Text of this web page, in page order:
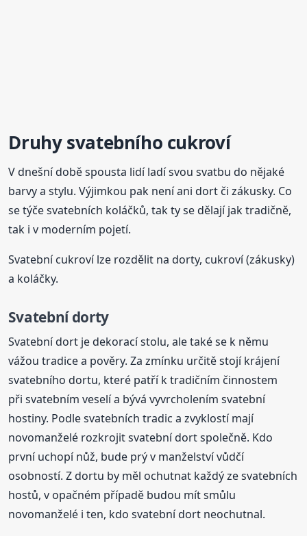
Druhy svatebního cukroví
V dnešní době spousta lidí ladí svou svatbu do nějaké
barvy a stylu. Výjimkou pak není ani dort či zákusky. Co
se týče svatebních koláčků, tak ty se dělají jak tradičně,
tak i v moderním pojetí.
Svatební cukroví lze rozdělit na dorty, cukroví (zákusky)
a koláčky.
Svatební dorty
Svatební dort je dekorací stolu, ale také se k němu
vážou tradice a pověry. Za zmínku určitě stojí krájení
svatebního dortu, které patří k tradičním činnostem
při svatebním veselí a bývá vyvrcholením svatební
hostiny. Podle svatebních tradic a zvyklostí mají
novomanželé rozkrojit svatební dort společně. Kdo
první uchopí nůž, bude prý v manželství vůdčí
osobností. Z dortu by měl ochutnat každý ze svatebních
hostů, v opačném případě budou mít smůlu
novomanželé i ten, kdo svatební dort neochutnal.